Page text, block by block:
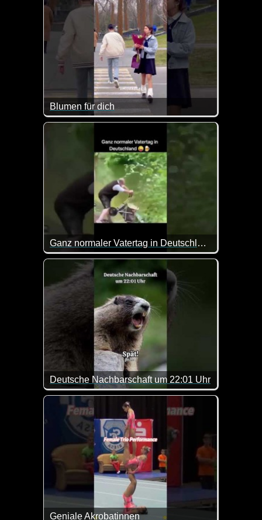
Blumen für dich
Ganz normaler Vatertag in Deutschland
Das wars dann mit dem Vatertag ;-)
Deutsche Nachbarschaft um 22:01 Uhr
Zum Glück sind unsere Nachbarn nicht so ;-)
Geniale Akrobatinnen